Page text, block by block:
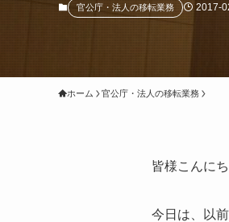
官公庁・法人の移転業務 2017-
ホーム 官公庁・法人の移転業務
皆様こんに
今日は、以